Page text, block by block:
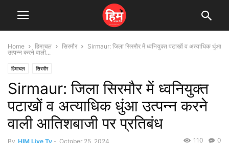
Home हिमाचल सिरमौर
Sirmaur: जिला सिरमौर में ध्वनियुक्त पटाखों व अत्याधिक धुंआ
उत्पन्न करने वाली...
हिमाचल सिरमौर
Sirmaur: जिला सिरमौर में ध्वनियुक्त
पटाखों व अत्याधिक धुंआ उत्पन्न करने
वाली आतिशबाजी पर प्रतिबंध
By HIM Live Tv - October 25, 2024 0
110